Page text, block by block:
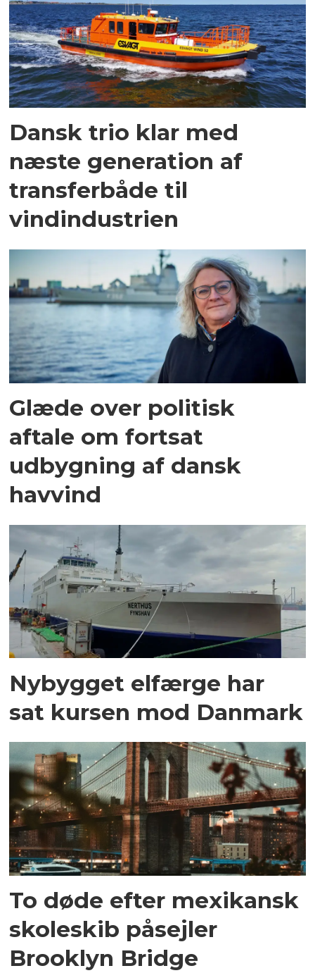
Dansk trio klar med
næste generation af
transferbåde til
vindindustrien
Glæde over politisk
aftale om fortsat
udbygning af dansk
havvind
Nybygget elfærge har
sat kursen mod Danmark
To døde efter mexikansk
skoleskib påsejler
Brooklyn Bridge